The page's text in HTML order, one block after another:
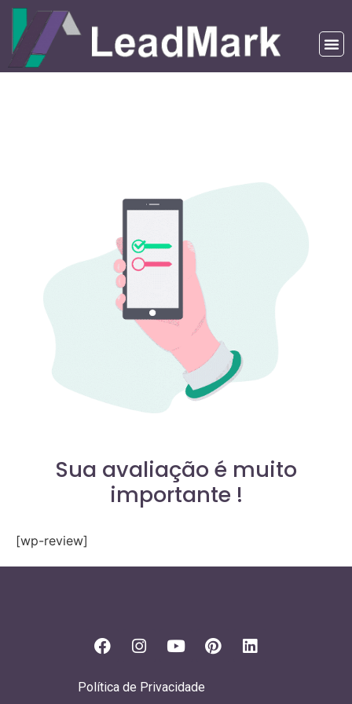
Sua avaliação é muito
importante !
[wp-review]
Política de Privacidade